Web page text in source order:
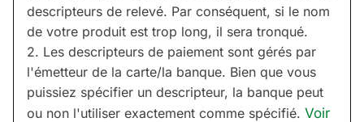
descripteurs de relevé. Par conséquent, si le nom
de votre produit est trop long, il sera tronqué.
2. Les descripteurs de paiement sont gérés par
l'émetteur de la carte/la banque. Bien que vous
puissiez spécifier un descripteur, la banque peut
ou non l'utiliser exactement comme spécifié. Voir